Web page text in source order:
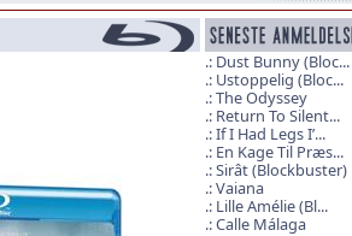
Dust Bunny (Bloc...
Ustoppelig (Bloc...
The Odyssey
Return To Silent...
If I Had Legs I’...
En Kage Til Præs...
Sirât (Blockbuster)
Vaiana
Lille Amélie (Bl...
Calle Málaga